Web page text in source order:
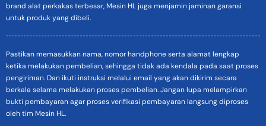
brand alat perkakas terbesar, Mesin HL juga menjamin jaminan garansi
untuk produk yang dibeli.
Pastikan memasukkan nama, nomor handphone serta alamat lengkap
ketika melakukan pembelian, sehingga tidak ada kendala pada saat proses
pengiriman. Dan ikuti instruksi melalui email yang akan dikirim secara
berkala selama melakukan proses pembelian. Jangan lupa melampirkan
bukti pembayaran agar proses verifikasi pembayaran langsung diproses
oleh tim Mesin HL.